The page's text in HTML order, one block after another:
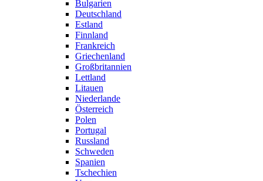
Bulgarien
Deutschland
Estland
Finnland
Frankreich
Griechenland
Großbritannien
Lettland
Litauen
Niederlande
Österreich
Polen
Portugal
Russland
Schweden
Spanien
Tschechien